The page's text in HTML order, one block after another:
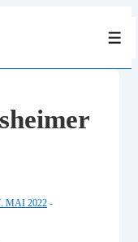
MAI 2022